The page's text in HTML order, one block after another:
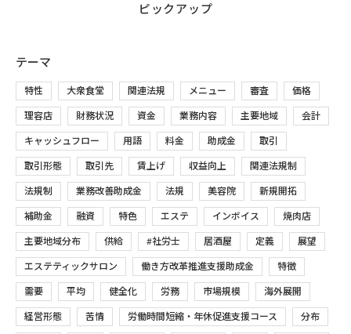
ピックアップ
テーマ
特性 大衆食堂 関連法規 メニュー 審査 価格
理容店 財務状況 資金 業務内容 主要地域 会計
キャッシュフロー 用語 料金 助成金 取引
取引形態 取引先 賃上げ 収益向上 関連法規制
法規制 業務改善助成金 法規 美容院 新規開拓
補助金 融資 特色 エステ インボイス 焼肉店
主要地域分布 供給 #社労士 居酒屋 定義 展望
エステティックサロン 働き方改革推進支援助成金 特徴
需要 平均 健全化 労務 市場規模 海外展開
経営形態 苦情 労働時間短縮・年休促進支援コース 分布